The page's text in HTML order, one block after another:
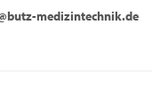
medizintechnik.de